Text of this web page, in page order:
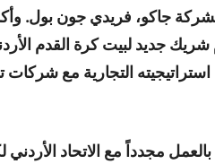
لشركة جاكو، فريدي جون بول.
شريك جديد لبيت كرة القدم
التجارية مع شركات
مجدداً مع الاتحاد